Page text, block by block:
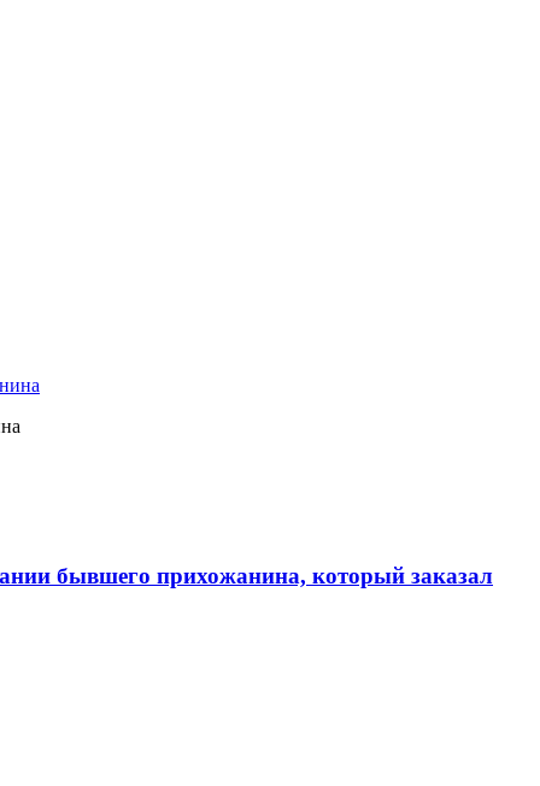
бывшего прихожанина, который заказал